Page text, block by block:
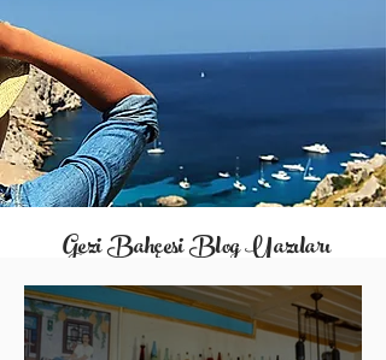
Gezi Bahçesi Blog Yazıları